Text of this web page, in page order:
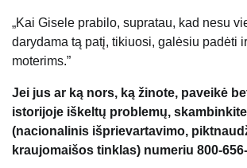
„Kai Gisele prabilo, supratau, kad nesu
darydama tą patį, tikiuosi, galėsiu padėti
moterims.”
Jei jus ar ką nors, ką žinote, paveikė
istorijoje iškeltų problemų, skambinkite
(nacionalinis išprievartavimo,
kraujomaišos tinklas) numeriu 800-